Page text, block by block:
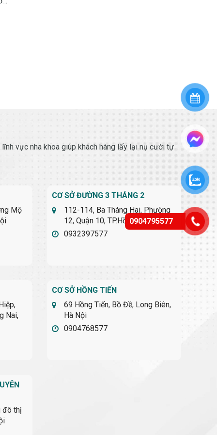
vực nha khoa giúp khách hàng lấy lại nụ cười tự
Mộ
CƠ SỞ ĐƯỜNG 3 THÁNG 2
112-114, Ba Tháng Hai, Phường
12, Quận 10, TP.Hồ Chí Minh
0932397577
Nai,
CƠ SỞ HỒNG TIẾN
69 Hồng Tiến, Bồ Đề, Long Biên,
Hà Nội
0904768577
đô thị
0904795577